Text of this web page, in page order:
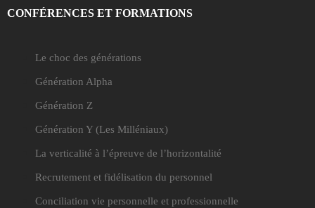
CONFÉRENCES ET FORMATIONS
Le choc des générations
Génération Alpha
Génération Z
Génération Y (Les Milléniaux)
La verticalité à l’épreuve de l’horizontalité
Recrutement et fidélisation du personnel
Conciliation vie personnelle et professionnelle